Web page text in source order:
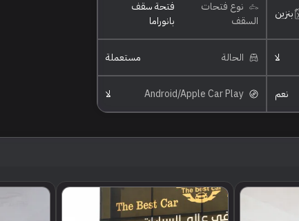
بنزين
نوع فتحات
السقف
فتحة سقف
بانوراما
لا الحالة مستعملة
نعم لا